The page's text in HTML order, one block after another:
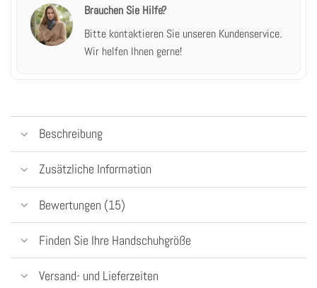
Brauchen Sie Hilfe?
Bitte kontaktieren Sie unseren Kundenservice.
Wir helfen Ihnen gerne!
Beschreibung
Zusätzliche Information
Bewertungen (15)
Finden Sie Ihre Handschuhgröße
Versand- und Lieferzeiten